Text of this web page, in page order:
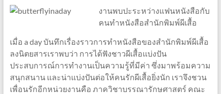
มหาวิทยาลัย
งานพบปะระหว่างแฟนหนังสือกับ
คนทำหนังสือสำนักพิมพ์ผีเสื้อ
เมื่อ a day บันทึกเรื่องราวการทำหนังสือของสำนักพิมพ์ผีเสื้อ
ลงนิตยสารเราพบว่า การได้ฟังชาวผีเสื้อแบ่งปัน
ประสบการณ์การทำงานเป็นความรู้ที่มีค่า ซึ่งมาพร้อมความ
สนุกสนาน และน่าแบ่งปันต่อให้คนรักผีเสื้อยิ่งนัก เราจึงชวน
เพื่อนรักอีกหน่วยงานคือ ภาควิชาบรรณารักษศาสตร์ คณะ